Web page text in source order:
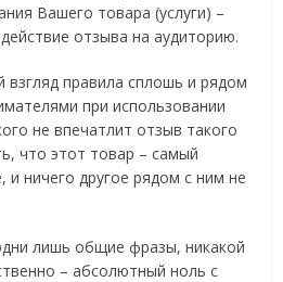
Вашего товара (услуги) –
отзыва на аудиторию.
взгляд правила сплошь и рядом
при использовании
не впечатлит отзыв такого
что этот товар – самый
и ничего другое рядом с ним не
лишь общие фразы, никакой
– абсолютный ноль с